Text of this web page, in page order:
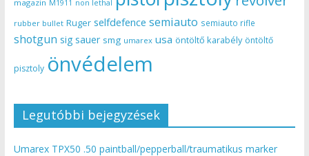
magazin M1911 non lethal
rubber bullet Ruger selfdefence semiauto semiauto rifle
shotgun sig sauer smg umarex usa öntöltő karabély öntöltő
pisztoly önvédelem
Legutóbbi bejegyzések
Umarex TPX50 .50 paintball/pepperball/traumatikus marker